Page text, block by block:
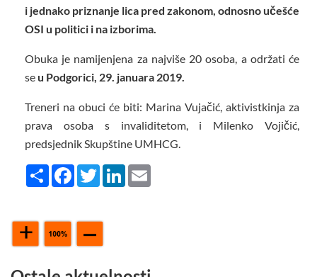
i jednako priznanje lica pred zakonom, odnosno učešće
OSI u politici i na izborima.
Obuka je namijenjena za najviše 20 osoba, a održati će
se u Podgorici, 29. januara 2019.
Treneri na obuci će biti: Marina Vujačić, aktivistkinja za
prava osoba s invaliditetom, i Milenko Vojičić,
predsjednik Skupštine UMHCG.
Share FacebookTwitterLinkedIn